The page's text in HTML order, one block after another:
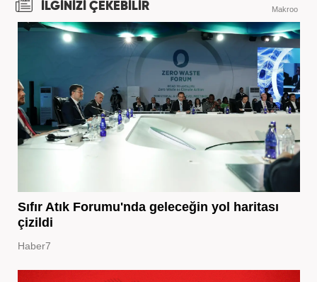
İLGİNİZİ ÇEKEBİLİR Makroo
Sıfır Atık Forumu'nda geleceğin yol haritası
çizildi
Haber7